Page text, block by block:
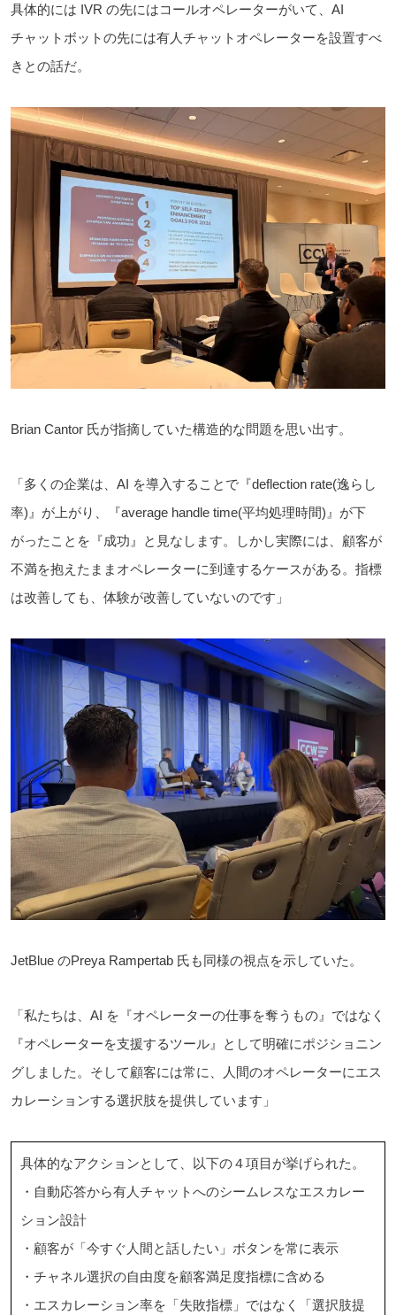
具体的には IVR の先にはコールオペレーターがいて、AI
チャットボットの先には有人チャットオペレーターを設置すべ
きとの話だ。
Brian Cantor 氏が指摘していた構造的な問題を思い出す。
「多くの企業は、AI を導入することで『deflection rate(逸らし
率)』が上がり、『average handle time(平均処理時間)』が下
がったことを『成功』と見なします。しかし実際には、顧客が
不満を抱えたままオペレーターに到達するケースがある。指標
は改善しても、体験が改善していないのです」
JetBlue のPreya Rampertab 氏も同様の視点を示していた。
「私たちは、AI を『オペレーターの仕事を奪うもの』ではなく
『オペレーターを支援するツール』として明確にポジショニン
グしました。そして顧客には常に、人間のオペレーターにエス
カレーションする選択肢を提供しています」
具体的なアクションとして、以下の４項目が挙げられた。
・自動応答から有人チャットへのシームレスなエスカレー
ション設計
・顧客が「今すぐ人間と話したい」ボタンを常に表示
・チャネル選択の自由度を顧客満足度指標に含める
・エスカレーション率を「失敗指標」ではなく「選択肢提